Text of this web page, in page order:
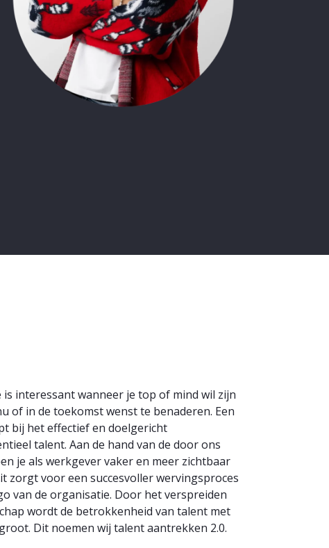
is interessant wanneer je top of mind wil zijn
of in de toekomst wenst te benaderen. Een
bij het effectief en doelgericht
talent. Aan de hand van de door ons
je als werkgever vaker en meer zichtbaar
zorgt voor een succesvoller wervingsproces
van de organisatie. Door het verspreiden
wordt de betrokkenheid van talent met
Dit noemen wij talent aantrekken 2.0.